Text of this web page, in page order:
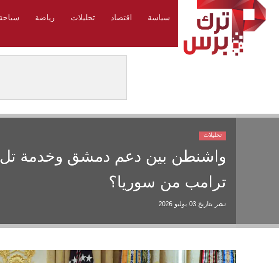
سياسة اقتصاد تحليلات رياضة
واشنطن بين دعم دمشق وخدمة تل
ترامب من سوريا؟
نشر بتاريخ 03 يوليو 2026
تحليلات